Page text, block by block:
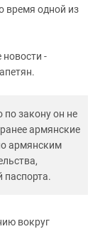
время одной из
-
по закону он не
армянские
армянским
паспорта.
вокруг